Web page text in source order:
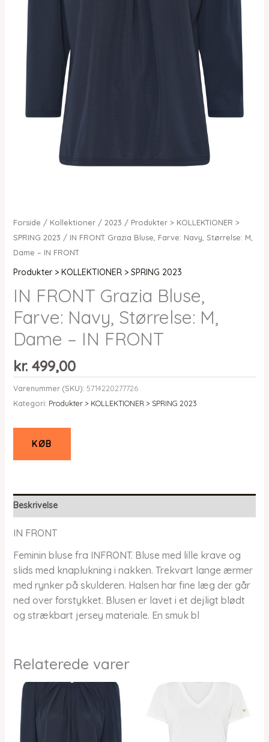
Forside / Kollektioner/ 2023 / Produkter > KOLLEKTIONER >
SPRING 2023 / IN FRONT Grazia Bluse, Farve: Navy, Størrelse: M,
Dame – IN FRONT
Produkter > KOLLEKTIONER > SPRING 2023
IN FRONT Grazia Bluse,
Farve: Navy, Størrelse: M,
Dame – IN FRONT
kr.499,00
Varenummer (SKU): 5714220277726
Kategori: Produkter > KOLLEKTIONER > SPRING 2023
KØB
Beskrivelse
IN FRONT
Feminin bluse fra INFRONT. Bluse med lille krave og
slids med knaplukning i nakken. Trekvart lange ærmer
med rynker på skulderen. Halsen har fine læg der går
ned over forstykket. Blusen er lavet i et dejligt blødt
og strækbart jersey materiale. En smuk bl
Relaterede varer